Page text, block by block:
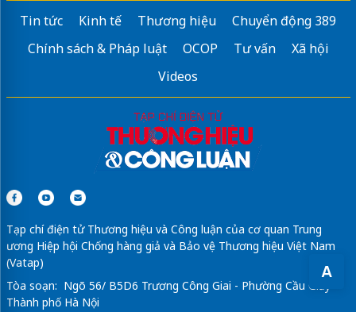
A
Tin tức Kinh tế Thương hiệu
Chuyển động 389
Chính sách & Pháp luật
OCOP Tư vấn
Xã hội
Videos
Tạp chí điện tử Thương hiệu và Công luận của cơ quan Trung
ương Hiệp hội Chống hàng giả và Bảo vệ Thương hiệu Việt Nam
(Vatap)
Tòa soạn: Ngõ 56/ B5D6 Trương Công Giai - Phường Cầu Giấy -
Thành phố Hà Nội